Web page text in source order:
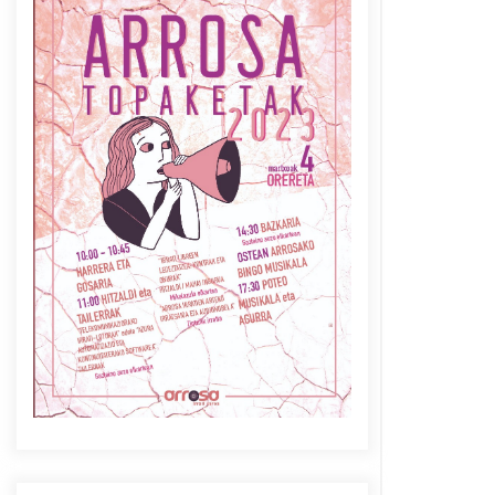
Azaroak 6 Iurretan Arrosa
sarearen IX. topaketak
2021/10/04
Berria egunkarian
elkarrizketa Arrosaren 20
urteez
2021/07/06
Arrosaren laburpen bideoa
Hamaika Telebistaren eskutik
2021/06/30